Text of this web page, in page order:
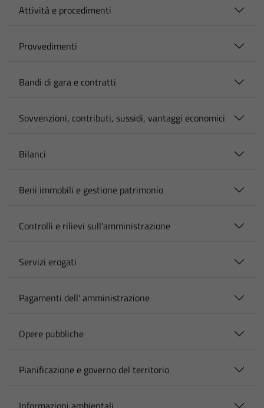
Attività e procedimenti
Provvedimenti
Bandi di gara e contratti
Sovvenzioni, contributi, sussidi, vantaggi economici
Bilanci
Beni immobili e gestione patrimonio
Controlli e rilievi sull'amministrazione
Servizi erogati
Pagamenti dell' amministrazione
Opere pubbliche
Pianificazione e governo del territorio